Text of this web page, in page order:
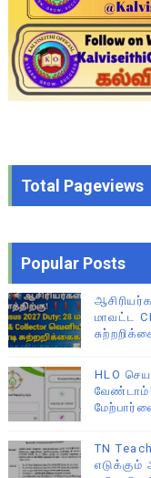
Total Pageviews
Popular Posts
மாவட்ட
HLO
TN
எடுக்கும்